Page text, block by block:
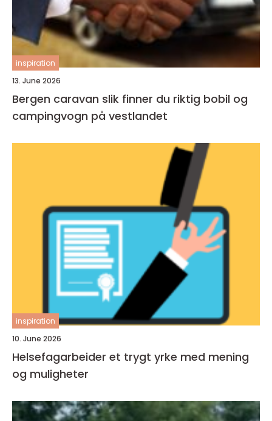
inspiration
13. June 2026
Bergen caravan slik finner du riktig bobil og
campingvogn på vestlandet
inspiration
10. June 2026
Helsefagarbeider et trygt yrke med mening
og muligheter